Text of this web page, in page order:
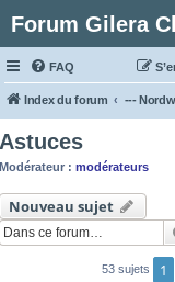
Forum Gilera
FAQ
Index du forum
Astuces
Modérateur : modérateurs
Nouveau sujet
53 sujets 1